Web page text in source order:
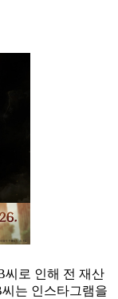
씨로 인해 전 재산
는 인스타그램을